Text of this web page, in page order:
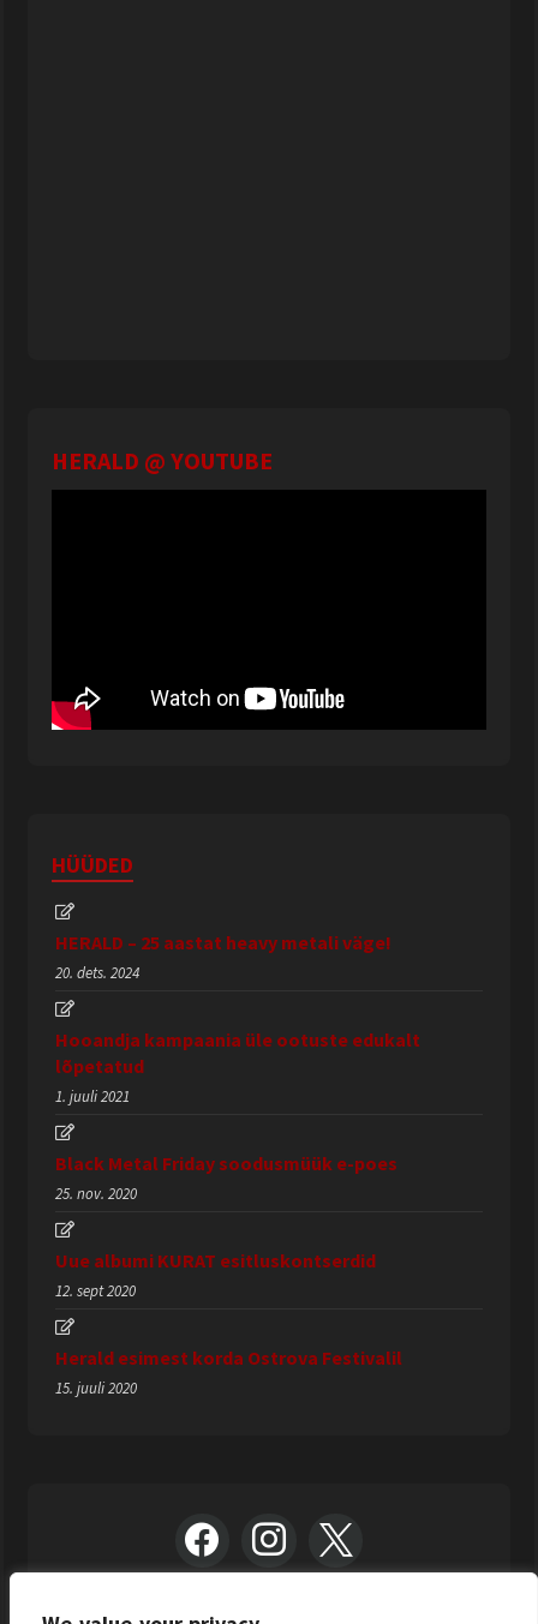
HERALD @ YOUTUBE
HÜÜDED
HERALD – 25 aastat heavy metali väge!
20. dets. 2024
Hooandja kampaania üle ootuste edukalt
lõpetatud
1. juuli 2021
Black Metal Friday soodusmüük e-poes
25. nov. 2020
Uue albumi KURAT esitluskontserdid
12. sept 2020
Herald esimest korda Ostrova Festivalil
15. juuli 2020